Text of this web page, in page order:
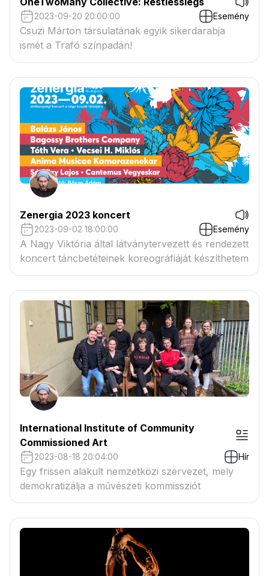
2023-09-20 20:00:00 Esemény
Csuzi Márton társulatának egyik sikerdarabja
ismét a Trafó színpadán!
Zenergia 2023 koncert
2023-09-02 18:00:00 Esemény
A Nagy Viktória által látványtervezett és rendezett
koncert táncbetéteinek koreográfiáját készíthetem
International Institute of Community
Commissioned Art
2023-08-18 20:04:00 Hír
Egy frissen alakult nemzetközi szervezet, mely
demokratizálja a művészeti kommissziót